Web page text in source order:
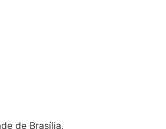
de Brasília,